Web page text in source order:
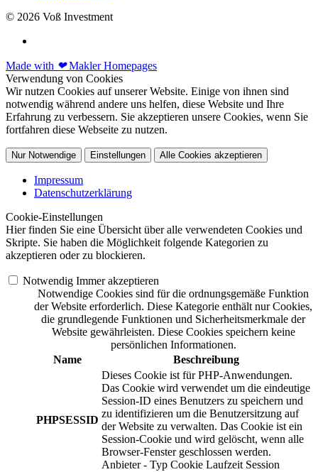
© 2026 Voß Investment
Made with ❤Makler Homepages
Verwendung von Cookies
Wir nutzen Cookies auf unserer Website. Einige von ihnen sind
notwendig während andere uns helfen, diese Website und Ihre
Erfahrung zu verbessern. Sie akzeptieren unsere Cookies, wenn Sie
fortfahren diese Webseite zu nutzen.
Nur Notwendige Einstellungen Alle Cookies akzeptieren
Impressum
Datenschutzerklärung
Cookie-Einstellungen
Hier finden Sie eine Übersicht über alle verwendeten Cookies und
Skripte. Sie haben die Möglichkeit folgende Kategorien zu
akzeptieren oder zu blockieren.
Notwendig Immer akzeptieren
Notwendige Cookies sind für die ordnungsgemäße Funktion
der Website erforderlich. Diese Kategorie enthält nur Cookies,
die grundlegende Funktionen und Sicherheitsmerkmale der
Website gewährleisten. Diese Cookies speichern keine
persönlichen Informationen.
Name
Beschreibung
PHPSESSID
Dieses Cookie ist für PHP-Anwendungen.
Das Cookie wird verwendet um die eindeutige
Session-ID eines Benutzers zu speichern und
zu identifizieren um die Benutzersitzung auf
der Website zu verwalten. Das Cookie ist ein
Session-Cookie und wird gelöscht, wenn alle
Browser-Fenster geschlossen werden.
Anbieter - Typ Cookie Laufzeit Session